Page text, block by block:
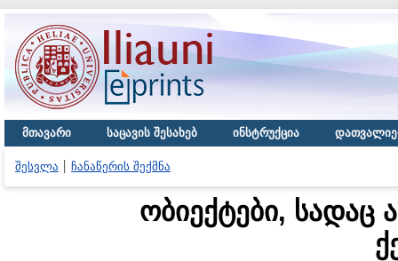
მთავარი საცავის შესახებ ინსტრუქცია
შესვლა ჩანაწერის შექმნა
ობიექტები, სადაც